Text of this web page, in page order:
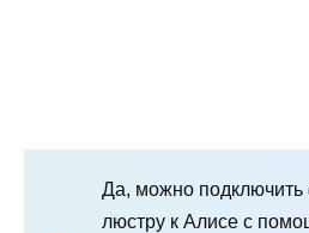
Да, можно подключить
люстру к Алисе с